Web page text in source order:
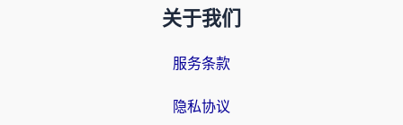
关于我们
服务条款
隐私协议